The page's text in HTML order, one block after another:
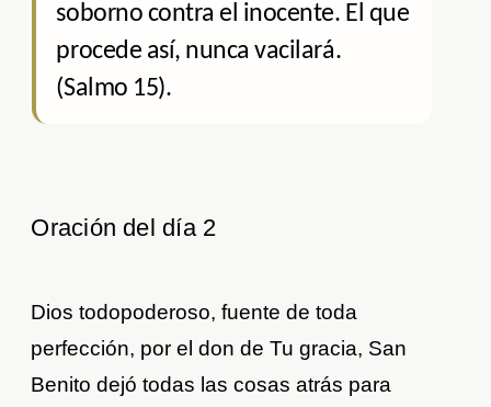
soborno contra el inocente. El que
procede así, nunca vacilará.
(Salmo 15).
Oración del día 2
Dios todopoderoso, fuente de toda
perfección, por el don de Tu gracia, San
Benito dejó todas las cosas atrás para